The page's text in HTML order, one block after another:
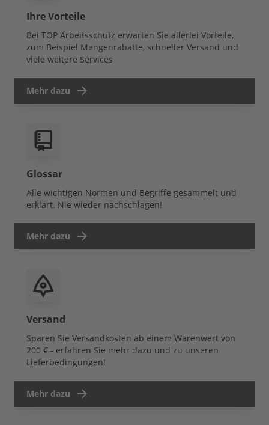
Ihre Vorteile
Bei TOP Arbeitsschutz erwarten Sie allerlei Vorteile,
zum Beispiel Mengenrabatte, schneller Versand und
viele weitere Services
Mehr dazu
Glossar
Alle wichtigen Normen und Begriffe gesammelt und
erklärt. Nie wieder nachschlagen!
Mehr dazu
Versand
Sparen Sie Versandkosten ab einem Warenwert von
200 € - erfahren Sie mehr dazu und zu unseren
Lieferbedingungen!
Mehr dazu